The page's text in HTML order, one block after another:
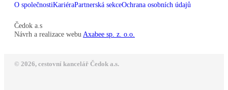
O společnostiKariéraPartnerská sekceOchrana osobních údajů
Čedok a.s
Návrh a realizace webu Axabee sp. z. o.o.
© 2026, cestovní kancelář Čedok a.s.